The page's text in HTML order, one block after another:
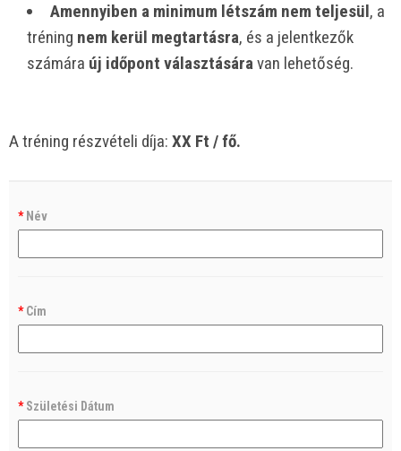
Amennyiben a minimum létszám nem teljesül, a
tréning nem kerül megtartásra, és a jelentkezők
számára új időpont választásáravan lehetőség.
A tréning részvételi díja: XX Ft / fő.
*Név
*Cím
*Születési Dátum